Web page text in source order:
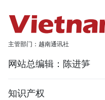
主管部门：越南通讯社
网站总编辑：陈进笋
知识产权